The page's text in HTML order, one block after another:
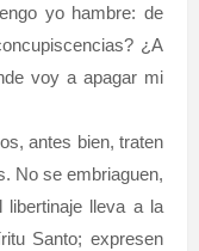
yo hambre: de
¿A
voy a apagar mi
antes bien, traten
No se embriaguen,
libertinaje lleva a la
Santo; expresen